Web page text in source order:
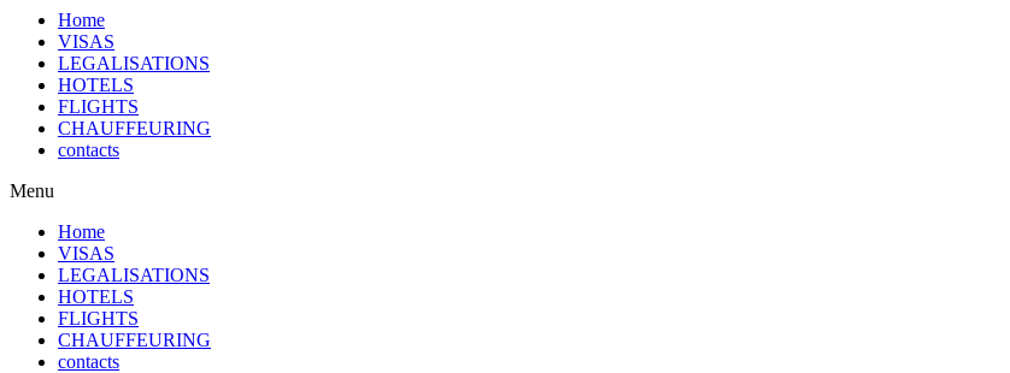
Home
VISAS
LEGALISATIONS
HOTELS
FLIGHTS
CHAUFFEURING
contacts
Menu
Home
VISAS
LEGALISATIONS
HOTELS
FLIGHTS
CHAUFFEURING
contacts